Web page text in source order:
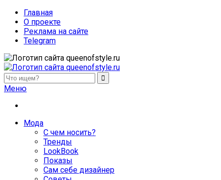
Главная
О проекте
Реклама на сайте
Telegram
queenofstyle.ru
Женский сайт о моде и красоте. Истории преображения и
похудения, отзывы о процедурах и косметике
Меню
Мода
С чем носить?
Тренды
LookBook
Показы
Сам себе дизайнер